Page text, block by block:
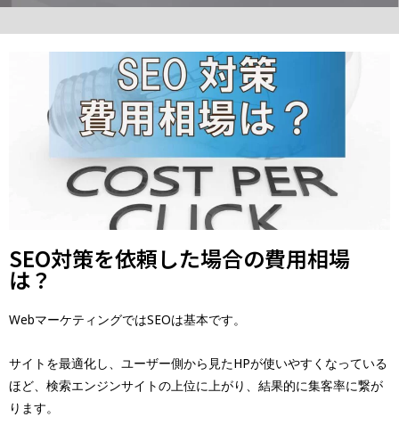
SEO対策を依頼した場合の費用相場
は？
WebマーケティングではSEOは基本です。
サイトを最適化し、ユーザー側から見たHPが使いやすくなっている
ほど、検索エンジンサイトの上位に上がり、結果的に集客率に繋が
ります。